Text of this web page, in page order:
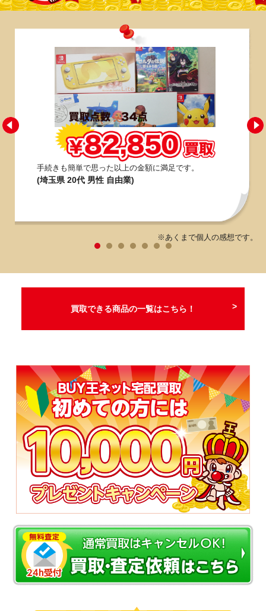
手続きも簡単で思った以上の金額に満足です。
(埼玉県 20代 男性 自由業)
※あくまで個人の感想です。
買取できる商品の一覧はこちら！